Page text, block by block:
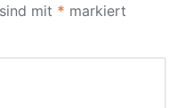
mit * markiert